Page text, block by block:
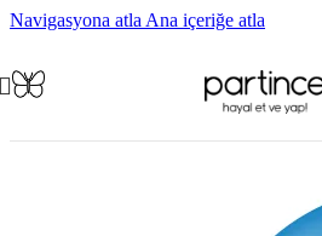
Navigasyona atla Ana içeriğe atla